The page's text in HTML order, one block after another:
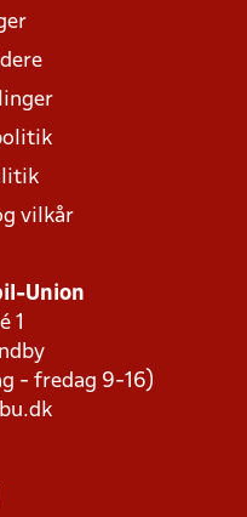
vilkår
Union
1
- fredag 9-16)